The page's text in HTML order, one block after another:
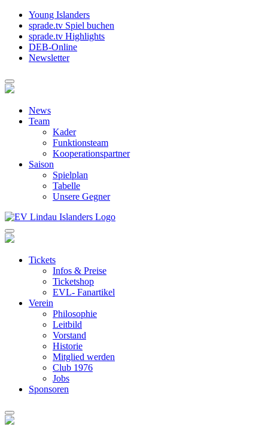
Young Islanders
sprade.tv Spiel buchen
sprade.tv Highlights
DEB-Online
Newsletter
News
Team
Kader
Funktionsteam
Kooperationspartner
Saison
Spielplan
Tabelle
Unsere Gegner
Tickets
Infos & Preise
Ticketshop
EVL- Fanartikel
Verein
Philosophie
Leitbild
Vorstand
Historie
Mitglied werden
Club 1976
Jobs
Sponsoren